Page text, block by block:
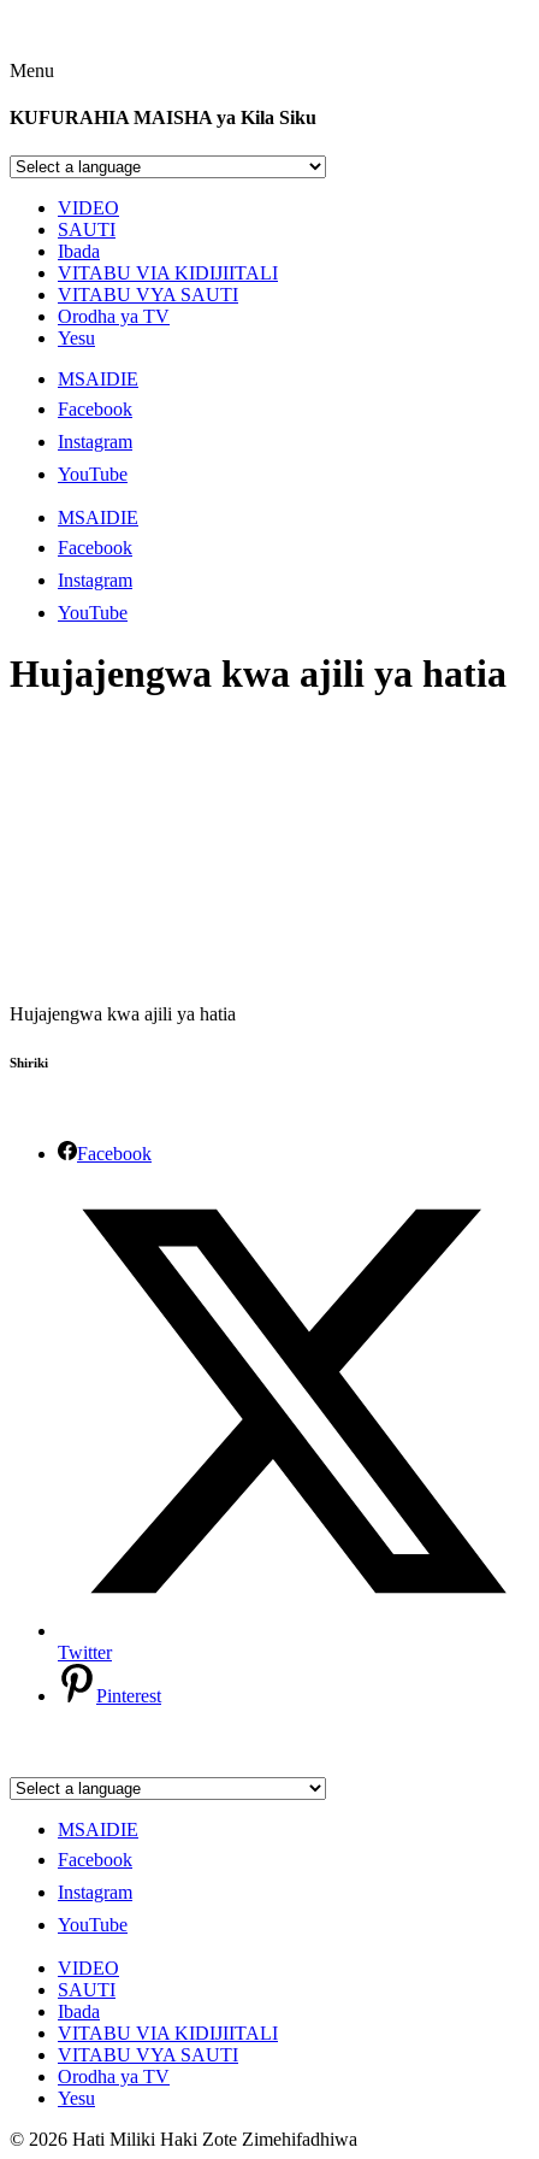
Menu
KUFURAHIA MAISHA ya Kila Siku
VIDEO
SAUTI
Ibada
VITABU VIA KIDIJIITALI
VITABU VYA SAUTI
Orodha ya TV
Yesu
MSAIDIE
Facebook
Instagram
YouTube
MSAIDIE
Facebook
Instagram
YouTube
Hujajengwa kwa ajili ya hatia
Hujajengwa kwa ajili ya hatia
Shiriki
Facebook
Twitter
Pinterest
MSAIDIE
Facebook
Instagram
YouTube
VIDEO
SAUTI
Ibada
VITABU VIA KIDIJIITALI
VITABU VYA SAUTI
Orodha ya TV
Yesu
© 2026 Hati Miliki Haki Zote Zimehifadhiwa